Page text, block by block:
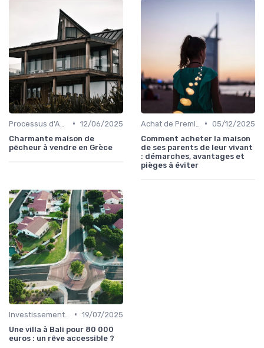
• 12/06/2025
Charmante maison de
pêcheur à vendre en Grèce
• 05/12/2025
Comment acheter la maison
de ses parents de leur vivant
: démarches, avantages et
pièges à éviter
• 19/07/2025
Une villa à Bali pour 80 000
euros : un rêve accessible ?